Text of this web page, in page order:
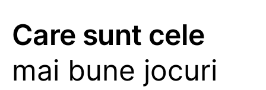
Care sunt cele
mai bune jocuri